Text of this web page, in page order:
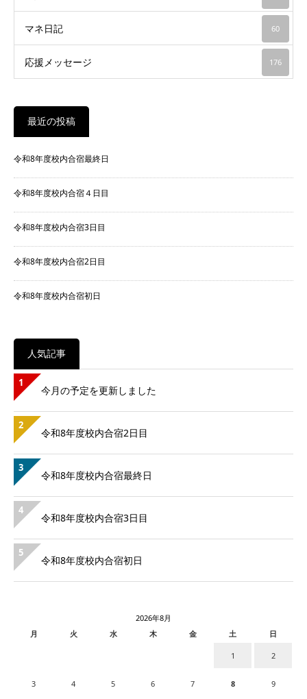
マネ日記 60
応援メッセージ 176
最近の投稿
令和8年度校内合宿最終日
令和8年度校内合宿４日目
令和8年度校内合宿3日目
令和8年度校内合宿2日目
令和8年度校内合宿初日
人気記事
1
今月の予定を更新しました
2
令和8年度校内合宿2日目
3
令和8年度校内合宿最終日
4
令和8年度校内合宿3日目
5
令和8年度校内合宿初日
2026年8月
月
火 水 木 金 土 日
1 2
3 4 5 6 7 8 9